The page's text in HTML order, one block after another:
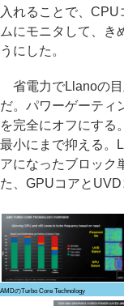
入れることで、
ムにモニタして、き
うにした。
省電力でLlanoの目
だ。パワーゲーティ
を完全にオフにする
最小にまで抑える。
アになったブロック
た、GPUコアとUVD
AMDのTurbo Core Technology